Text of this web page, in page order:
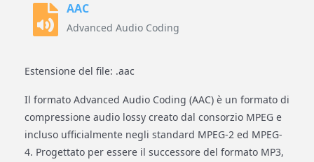
AAC
Advanced Audio Coding
Estensione del file: .aac
Il formato Advanced Audio Coding (AAC) è un formato di
compressione audio lossy creato dal consorzio MPEG e
incluso ufficialmente negli standard MPEG-2 ed MPEG-
4. Progettato per essere il successore del formato MP3,